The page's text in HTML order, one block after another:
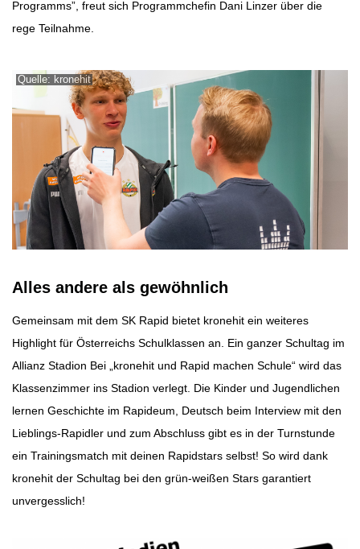
Programms”, freut sich Programmchefin Dani Linzer über die
rege Teilnahme.
Quelle: kronehit
Alles andere als gewöhnlich
Gemeinsam mit dem SK Rapid bietet kronehit ein weiteres
Highlight für Österreichs Schulklassen an. Ein ganzer Schultag im
Allianz Stadion Bei „kronehit und Rapid machen Schule“ wird das
Klassenzimmer ins Stadion verlegt. Die Kinder und Jugendlichen
lernen Geschichte im Rapideum, Deutsch beim Interview mit den
Lieblings-Rapidler und zum Abschluss gibt es in der Turnstunde
ein Trainingsmatch mit deinen Rapidstars selbst! So wird dank
kronehit der Schultag bei den grün-weißen Stars garantiert
unvergesslich!